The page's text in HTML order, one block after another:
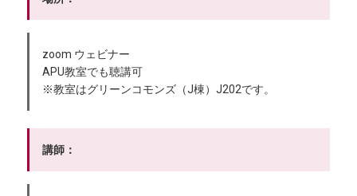
zoom ウェビナー
APU教室でも聴講可
※教室はグリーンコモンズ（J棟）J202です。
講師：